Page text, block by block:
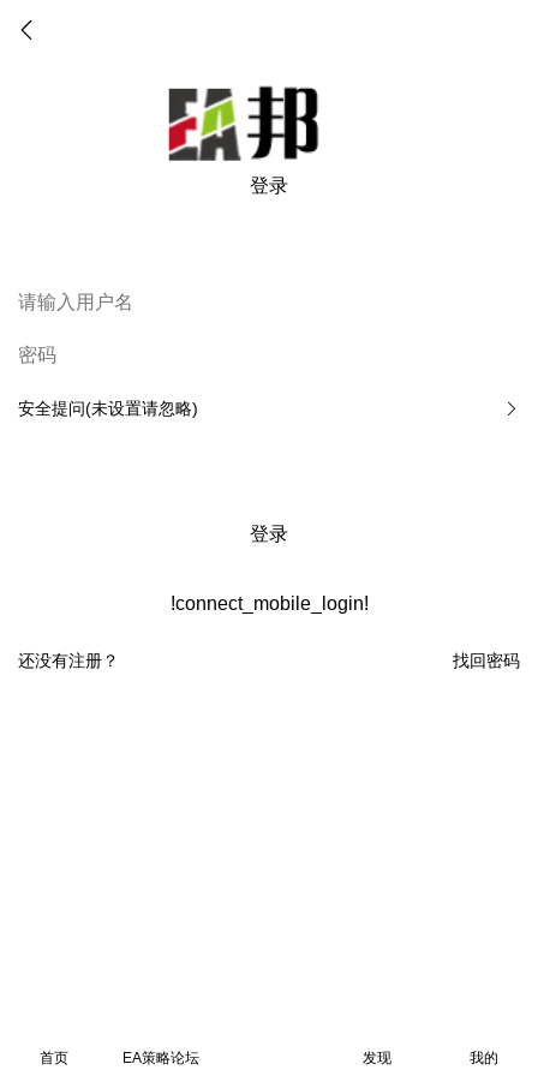
登录
安全提问(未设置请忽略)
登录
!connect_mobile_login!
找回密码
还没有注册？
首页 EA策略论坛 发现 我的